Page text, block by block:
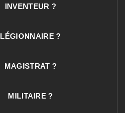
INVENTEUR ?
LÉGIONNAIRE ?
MAGISTRAT ?
MILITAIRE ?